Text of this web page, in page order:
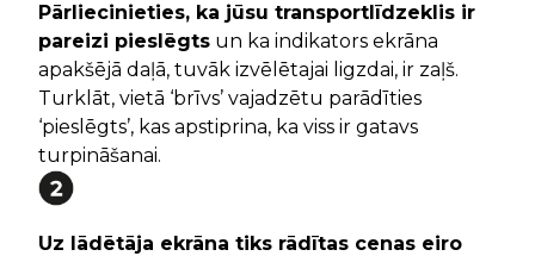
Pārliecinieties, ka jūsu transportlīdzeklis ir
pareizi pieslēgts un ka indikators ekrāna
apakšējā daļā, tuvāk izvēlētajai ligzdai, ir zaļš.
Turklāt, vietā ‘brīvs’ vajadzētu parādīties
‘pieslēgts’, kas apstiprina, ka viss ir gatavs
turpināšanai.
Uz lādētāja ekrāna tiks rādītas cenas eiro